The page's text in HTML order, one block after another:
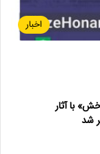
اخبار
با آثار
شد